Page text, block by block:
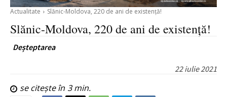
Actualitate Slănic-Moldova, 220 de ani de existență!
Slănic-Moldova, 220 de ani de existență!
Deșteptarea
22 iulie 2021
se citește în 3min.